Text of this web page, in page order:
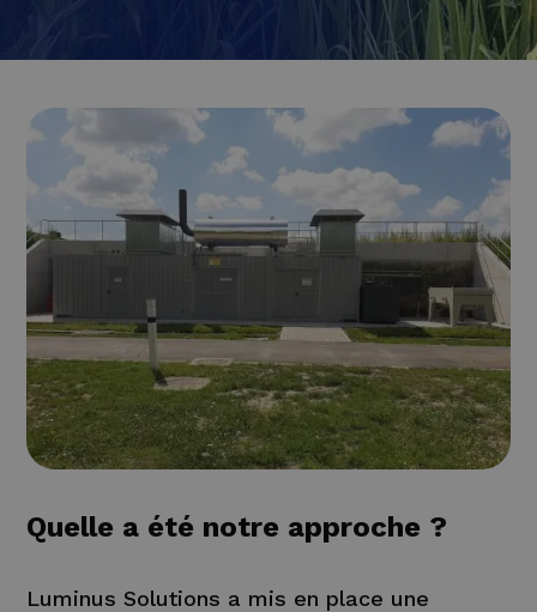
Quelle a été notre approche ?
Luminus Solutions a mis en place une